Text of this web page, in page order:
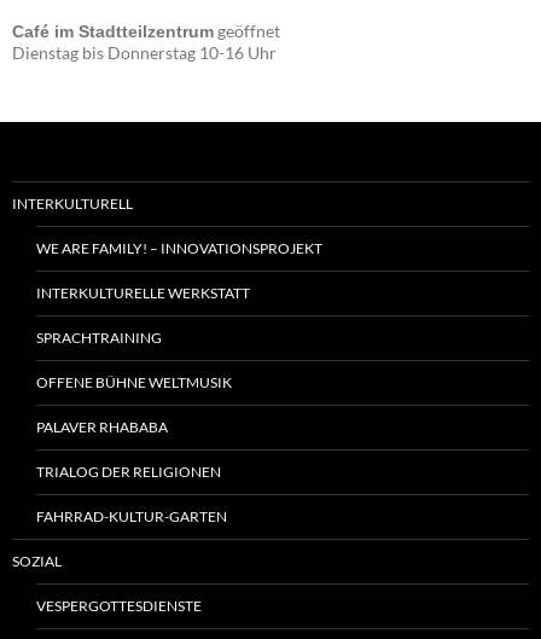
Café im Stadtteilzentrum geöffnet
Dienstag bis Donnerstag 10-16 Uhr
INTERKULTURELL
WE ARE FAMILY! – INNOVATIONSPROJEKT
INTERKULTURELLE WERKSTATT
SPRACHTRAINING
OFFENE BÜHNE WELTMUSIK
PALAVER RHABABA
TRIALOG DER RELIGIONEN
FAHRRAD-KULTUR-GARTEN
SOZIAL
VESPERGOTTESDIENSTE